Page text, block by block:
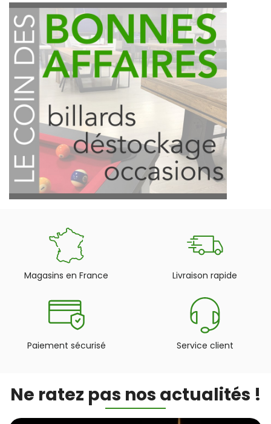
Magasins en France Livraison rapide
Paiement sécurisé Service client
Ne ratez pas nos actualités !